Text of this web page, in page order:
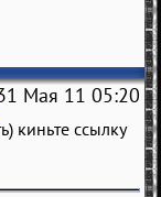
Мая 11 05:20
киньте ссылку